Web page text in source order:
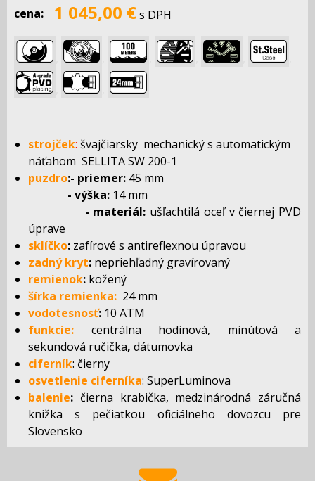
cena: 1 045,00 €s DPH
strojček: švajčiarsky mechanický s automatickým
náťahom SELLITA SW 200-1
puzdro:- priemer: 45 mm
- výška: 14 mm
- materiál: ušľachtilá oceľ v čiernej PVD
úprave
sklíčko: zafírové s antireflexnou úpravou
zadný kryt: nepriehľadný gravírovaný
remienok: kožený
šírka remienka: 24 mm
vodotesnosť: 10 ATM
funkcie:
centrálna hodinová, minútová a
sekundová ručička, dátumovka
ciferník: čierny
osvetlenie ciferníka: SuperLuminova
balenie: čierna krabička, medzinárodná záručná
knižka s pečiatkou oficiálneho dovozcu pre
Slovensko